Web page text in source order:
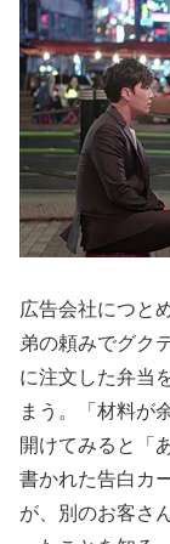
広告会社につと
弟の頼みでグク
に注文した弁当
まう。「材料が
開けてみると「
書かれた告白カ
が、別のお客さ